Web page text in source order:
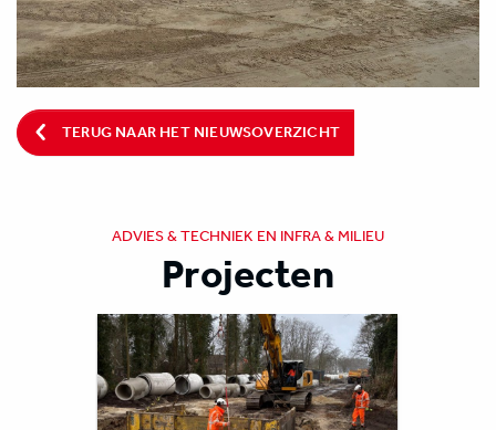
TERUG NAAR HET NIEUWSOVERZICHT
ADVIES & TECHNIEK EN INFRA & MILIEU
Projecten